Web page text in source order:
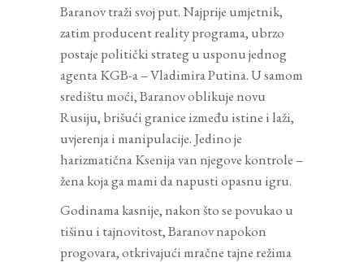
Baranov traži svoj put. Najprije umjetnik,
zatim producent reality programa, ubrzo
postaje politički strateg u usponu jednog
agenta KGB-a – Vladimira Putina. U samom
središtu moći, Baranov oblikuje novu
Rusiju, brišući granice između istine i laži,
uvjerenja i manipulacije. Jedino je
harizmatična Ksenija van njegove kontrole –
žena koja ga mami da napusti opasnu igru.
Godinama kasnije, nakon što se povukao u
tišinu i tajnovitost, Baranov napokon
progovara, otkrivajući mračne tajne režima